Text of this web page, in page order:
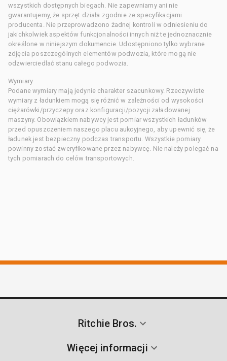
wszystkich dostępnych biegach. Nie zapewniamy ani nie
gwarantujemy, że sprzęt działa zgodnie ze specyfikacjami
producenta. Nie przeprowadzono żadnej kontroli w odniesieniu do
jakichkolwiek aspektów funkcjonalności innych niż te jednoznacznie
określone w niniejszym dokumencie. Udostępniono tylko wybrane
zdjęcia poszczególnych elementów podwozia, które mogą nie
odzwierciedlać stanu całego podwozia.
Wymiary
Podane wymiary mają jedynie charakter szacunkowy. Rzeczywiste
wymiary z ładunkiem mogą się różnić w zależności od wysokości
ciężarówki/przyczepy oraz konfiguracji/pozycji załadowanej
maszyny. Obowiązkiem nabywcy jest pomiar wszystkich ładunków
przed opuszczeniem naszego placu aukcyjnego, aby upewnić się, że
ładunek jest bezpieczny podczas transportu. Wszystkie pomiary
powinny zostać zweryfikowane przez nabywcę. Nie należy polegać na
tych pomiarach do celów transportowych.
Ritchie Bros.
Więcej informacji